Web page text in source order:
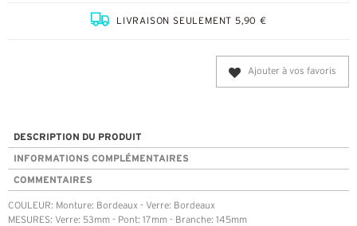
LIVRAISON SEULEMENT 5,90 €
Ajouter à vos favoris
DESCRIPTION DU PRODUIT
INFORMATIONS COMPLÉMENTAIRES
COMMENTAIRES
COULEUR: Monture: Bordeaux - Verre: Bordeaux
MESURES: Verre: 53mm - Pont: 17mm - Branche: 145mm